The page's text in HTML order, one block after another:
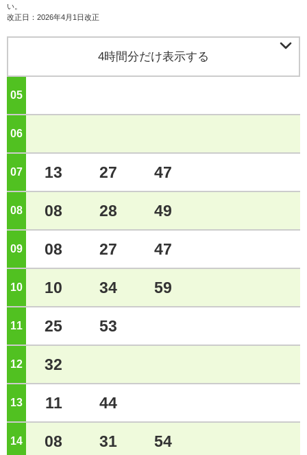
い。
改正日：2026年4月1日改正
4時間分だけ表示する 
05
06
07 13 27 47
08 08 28 49
09 08 27 47
10 10 34 59
11 25 53
12 32
13 11 44
14 08 31 54